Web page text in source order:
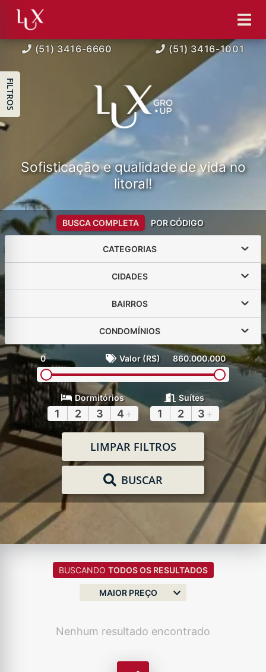
(51) 3416-6660 (51) 3416-1001
Sofisticação e qualidade de vida no
litoral!
BUSCA COMPLETA POR CÓDIGO
CATEGORIAS
CIDADES
BAIRROS
CONDOMÍNIOS
0 Valor (R$) 860.000.000
Dormitórios
1 2 3 4 +
Suítes
1 2 3 +
LIMPAR FILTROS
BUSCAR
FILTROS
BUSCANDO TODOS OS RESULTADOS
MAIOR PREÇO
Nenhum resultado encontrado